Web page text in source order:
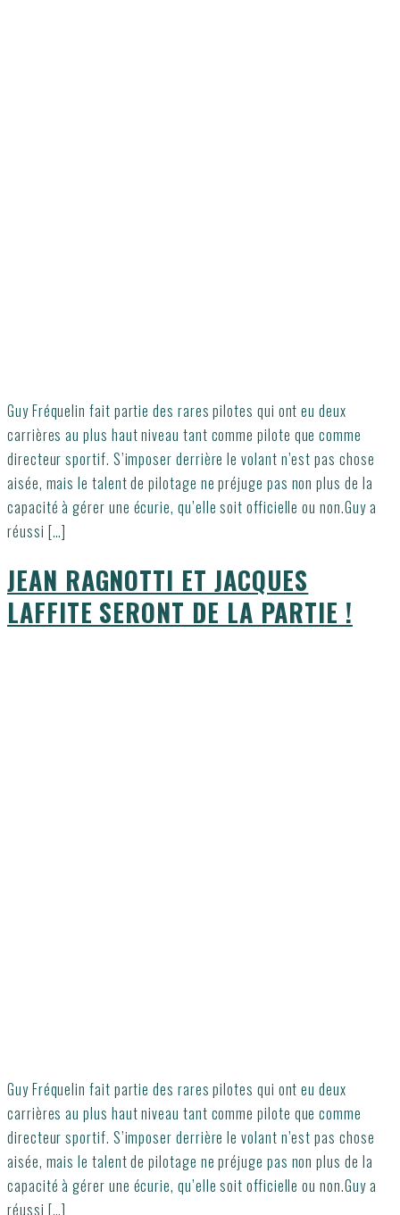
Guy Fréquelin fait partie des rares pilotes qui ont eu deux
carrières au plus haut niveau tant comme pilote que comme
directeur sportif. S’imposer derrière le volant n’est pas chose
aisée, mais le talent de pilotage ne préjuge pas non plus de la
capacité à gérer une écurie, qu’elle soit officielle ou non.Guy a
réussi […]
JEAN RAGNOTTI ET JACQUES
LAFFITE SERONT DE LA PARTIE !
Guy Fréquelin fait partie des rares pilotes qui ont eu deux
carrières au plus haut niveau tant comme pilote que comme
directeur sportif. S’imposer derrière le volant n’est pas chose
aisée, mais le talent de pilotage ne préjuge pas non plus de la
capacité à gérer une écurie, qu’elle soit officielle ou non.Guy a
réussi […]